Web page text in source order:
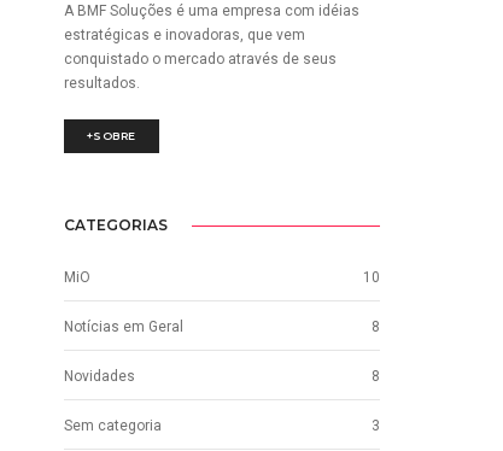
A BMF Soluções é uma empresa com idéias
estratégicas e inovadoras, que vem
conquistado o mercado através de seus
resultados.
+SOBRE
CATEGORIAS
MiO 10
Notícias em Geral 8
Novidades 8
Sem categoria 3